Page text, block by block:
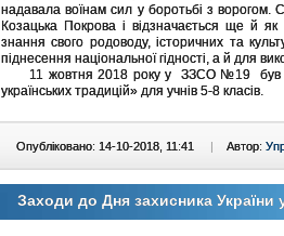
надавала воїнам сил у боротьбі з ворогом.
Козацька Покрова і відзначається ще й
знання свого родоводу, історичних та
піднесення національної гідності, а й для
11 жовтня 2018 року у ЗЗСО №19 був
українських традицій» для учнів 5-8 класів.
Опубліковано: 14-10-2018, 11:41 | Автор:
Заходи до Дня захисника